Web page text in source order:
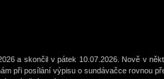
a skončil v pátek 10.07.2026. Nově v
při posílání výpisu o sundávačce rovnou